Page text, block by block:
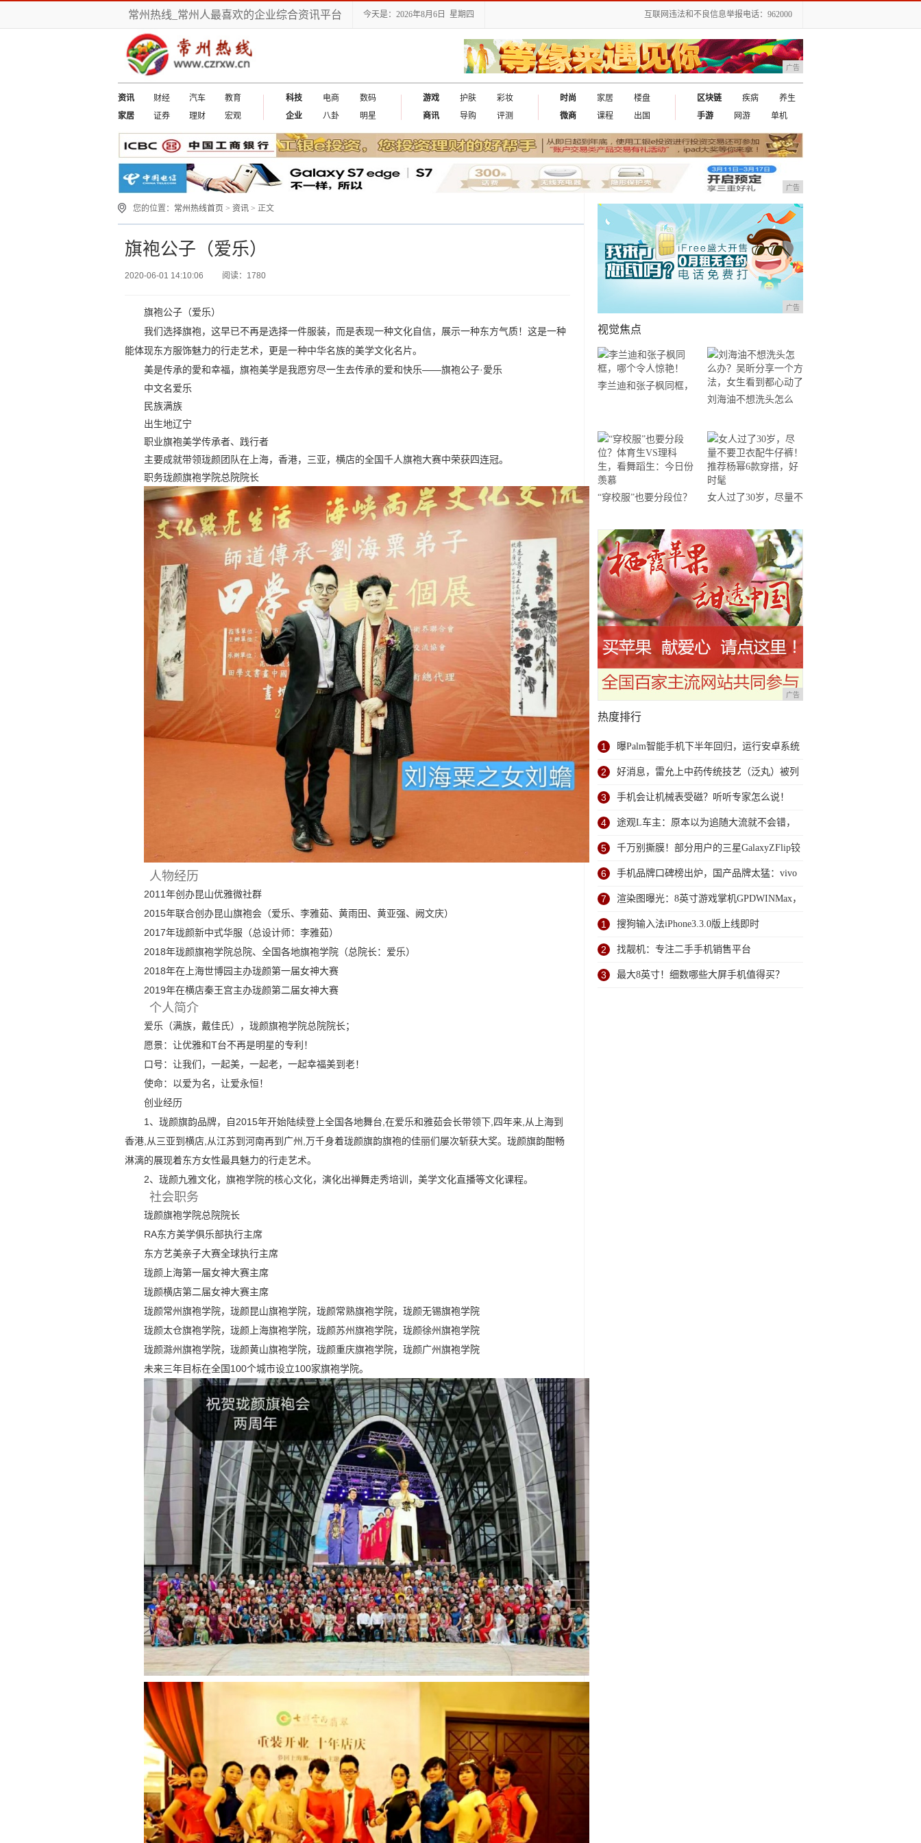
常州热线_常州人最喜欢的企业综合资讯平台 今天是：2026年8月6日 星期四 互联网违法和不良信息举报电话：962000
广告
资讯 财经 汽车
教育
家居
证券 理财 宏观
科技 电商
数码
企业
八卦 明星
游戏 护肤
彩妆
商讯
导购 评测
时尚 家居
楼盘
微商
课程 出国
区块链 疾病
养生
手游
网游 单机
广告
您的位置： 常州热线首页 > 资讯 > 正文
​旗袍公子（爱乐）
2020-06-01 14:10:06 阅读：1780
旗袍公子（爱乐）
我们选择旗袍，这早已不再是选择一件服装，而是表现一种文化自信， 展示一种东方气质！ 这是一种
能体现东方服饰魅力的行走艺术，更是一种中华名族的美学文化名片。
美是传承的愛和幸福， 旗袍美学是我愿穷尽一生去传承的爱和快乐——旗袍公子·愛乐
中文名爱乐
民族满族
出生地辽宁
职业旗袍美学传承者、践行者
主要成就带领珑颜团队在上海，香港，三亚，横店的全国千人旗袍大赛中荣获四连冠。
职务珑颜旗袍学院总院院长
人物经历
2011年创办昆山优雅微社群
2015年联合创办昆山旗袍会（爱乐、李雅茹、黄雨田、黄亚强、阙文庆）
2017年珑颜新中式华服（总设计师：李雅茹）
2018年珑颜旗袍学院总院、全国各地旗袍学院（总院长：爱乐）
2018年在上海世博园主办珑颜第一届女神大赛
2019年在横店秦王宫主办珑颜第二届女神大赛
个人简介
爱乐 （满族，戴佳氏）， 珑颜旗袍学院总院院长；
愿景：让优雅和T台不再是明星的专利！
口号：让我们，一起美，一起老，一起幸福美到老！
使命： 以爱为名，让爱永恒！
创业经历
1、珑颜旗韵品牌，自2015年开始陆续登上全国各地舞台,在爱乐和雅茹会长带领下,四年来,从上海到
香港,从三亚到横店,从江苏到河南再到广州,万千身着珑颜旗韵旗袍的佳丽们屡次斩获大奖。珑颜旗韵酣畅
淋漓的展现着东方女性最具魅力的行走艺术。
2、珑颜九雅文化，旗袍学院的核心文化，演化出禅舞走秀培训，美学文化直播等文化课程。
社会职务
珑颜旗袍学院总院院长
RA东方美学俱乐部执行主席
东方艺美亲子大赛全球执行主席
珑颜上海第一届女神大赛主席
珑颜横店第二届女神大赛主席
珑颜常州旗袍学院，珑颜昆山旗袍学院，珑颜常熟旗袍学院，珑颜无锡旗袍学院
珑颜太仓旗袍学院，珑颜上海旗袍学院，珑颜苏州旗袍学院，珑颜徐州旗袍学院
珑颜滁州旗袍学院，珑颜黄山旗袍学院，珑颜重庆旗袍学院，珑颜广州旗袍学院
未来三年目标在全国100个城市设立100家旗袍学院。
广告
视觉焦点
李兰迪和张子枫同框，
刘海油不想洗头怎么
法，女生看到都心动了
“穿校服”也要分段位？
舞蹈生：今日份羡慕
女人过了30岁，尽量不
杨幂6款穿搭，好时髦
广告
热度排行
1 曝Palm智能手机下半年回归，运行安卓系统
2 好消息，雷允上中药传统技艺（泛丸）被列
入第七批苏州市非物质文化遗产代表性项目
名录
3 手机会让机械表受磁？听听专家怎么说！
4 途观L车主：原本以为追随大流就不会错，
直到我遇到了TA
5 千万别撕膜！部分用户的三星GalaxyZFlip铰
链和屏幕损坏
6 手机品牌口碑榜出炉，国产品牌太猛：vivo
成最大赢家
7 渲染图曝光：8英寸游戏掌机GPDWINMax，
16GB内存自带摇杆
1 搜狗输入法iPhone3.3.0版上线即时
2 找靓机：专注二手手机销售平台
3 最大8英寸！细数哪些大屏手机值得买？